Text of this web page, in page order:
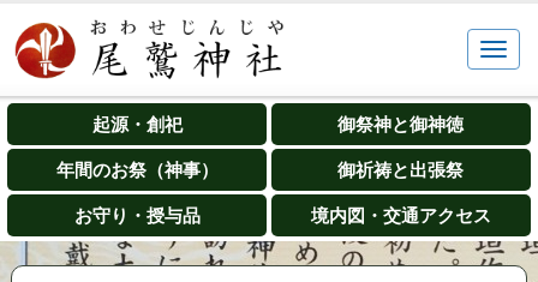
起源・創祀 御祭神と御神徳
年間のお祭（神事） 御祈祷と出張祭
お守り・授与品 境内図・交通アクセス